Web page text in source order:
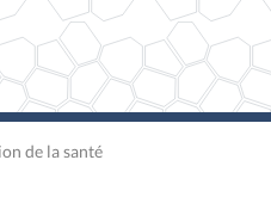
de la santé